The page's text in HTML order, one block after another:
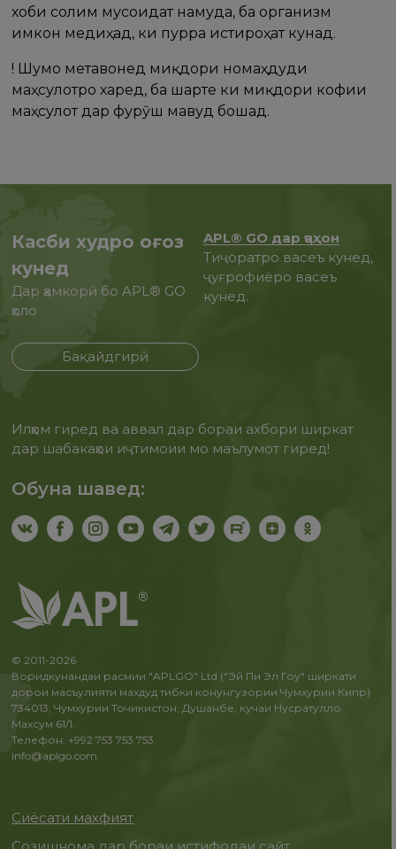
хоби солим мусоидат намуда, ба организм
имкон медиҳад, ки пурра истироҳат кунад.
! Шумо метавонед миқдори номаҳдуди
маҳсулотро харед, ба шарте ки миқдори кофии
маҳсулот дар фурӯш мавҷуд бошад.
Касби худро оғоз
кунед
Дар ҳамкорӣ бо APL® GO
ҳоло
Бақайдгирӣ
APL® GO дар ҷаҳон
Тиҷоратро васеъ кунед,
ҷуғрофиёро васеъ
кунед.
Илҳом гиред ва аввал дар бораи ахбори ширкат
дар шабакаҳои иҷтимоии мо маълумот гиред!
Обуна шавед:
© 2011-2026
Воридкунандаи расмии "APLGO" Ltd ("Эй Пи Эл Гоу" ширкати
дорои масъулияти махдуд тибки конунгузории Чумхурии Кипр)
734013, Чумхурии Точикистон, Душанбе, кучаи Нусратулло
Махсум 61/1.
Телефон: +992 753 753 753
info@aplgo.com
Сиёсати махфият